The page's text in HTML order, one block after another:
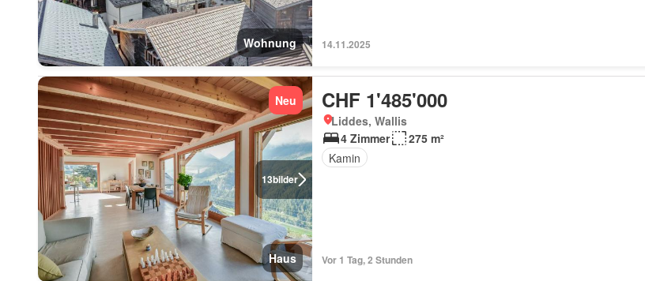
Wohnung 14.11.2025
13bilder
Neu
Haus
CHF 1'485'000
Liddes, Wallis
4 Zimmer
275 m²
Kamin
Vor 1 Tag, 2 Stunden